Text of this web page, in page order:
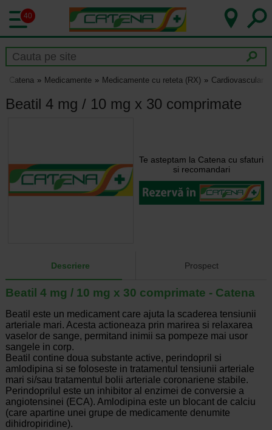
40
Catena Medicamente Medicamente cu reteta (RX) Cardiovascular
Beatil 4 mg / 10 mg x 30 comprimate
Te asteptam la Catena cu sfaturi
si recomandari
Descriere Prospect
Beatil 4 mg / 10 mg x 30 comprimate - Catena
Beatil este un medicament care ajuta la scaderea tensiunii
arteriale mari. Acesta actioneaza prin marirea si relaxarea
vaselor de sange, permitand inimii sa pompeze mai usor
sangele in corp.
Beatil contine doua substante active, perindopril si
amlodipina si se foloseste in tratamentul tensiunii arteriale
mari si/sau tratamentul bolii arteriale coronariene stabile.
Perindoprilul este un inhibitor al enzimei de conversie a
angiotensinei (ECA). Amlodipina este un blocant de calciu
(care apartine unei grupe de medicamente denumite
dihidropiridine).